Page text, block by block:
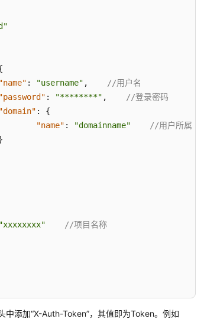
"name" : "username" ,
//用户名
"password" : "********" ,
//登录密码
"domain" :
{
"name" : "domainname"
//用户所属的
"xxxxxxxx"
//项目名称
添加“X-Auth-Token”，其值即为Token。例如